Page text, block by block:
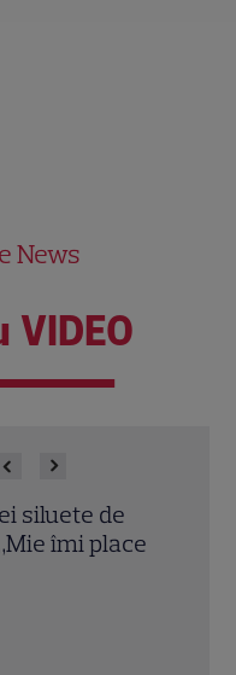
News
VIDEO
de la
dezvăluire
de sănătate.